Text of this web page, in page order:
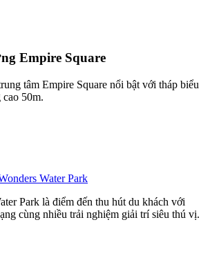
Empire Square
tâm Empire Square nổi bật với tháp biểu
cao 50m.
Water Park
Park là điểm đến thu hút du khách với
cùng nhiều trải nghiệm giải trí siêu thú vị.